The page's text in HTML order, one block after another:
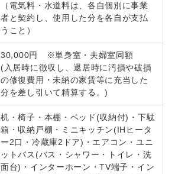
（電気料・水道料は、各自個別に事業
者と契約し、使用した分を各自が支払
うこと）
30,000円 ※単身室・夫婦室同額
(入居時に徴収し、退居時に汚損や破損
の修復費用・未納の家賃等に充当した
分を差し引いて精算する。)
机・椅子・本棚・ベッド(収納付)・下駄
箱・収納戸棚・ミニキッチン(IHヒータ
ー2口・冷蔵庫2ドア)・エアコン・ユニ
ットバス(バス・シャワー・トイレ・洗
面台)・インターホーン・TV端子・イン